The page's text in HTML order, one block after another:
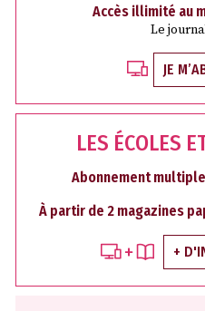
Accès illimité au
Le
JE
LES ÉCOLES
Abonnement
À partir de 2 magazines
+